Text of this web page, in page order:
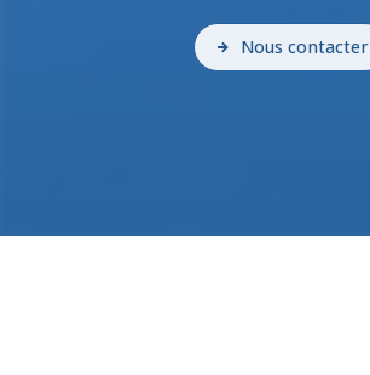
Nous contacter